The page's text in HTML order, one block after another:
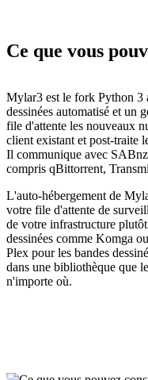
Ce que vous
Mylar3 est le fork Python 3
dessinées automatisé et un
file d'attente les nouveaux
client existant et post-traite
Il communique avec
compris qBittorrent,
L'auto-hébergement de
votre file d'attente de
de votre infrastructure
dessinées comme Komga
Plex pour les bandes
dans une bibliothèque que
n'importe où.